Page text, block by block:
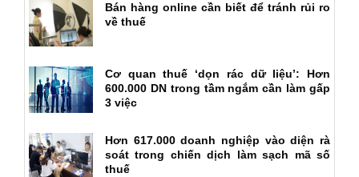
Bán hàng online cần biết để tránh rủi ro
về thuế
Cơ quan thuế ‘dọn rác dữ liệu’: Hơn
600.000 DN trong tầm ngắm cần làm gấp
3 việc
Hơn 617.000 doanh nghiệp vào diện rà
soát trong chiến dịch làm sạch mã số
thuế